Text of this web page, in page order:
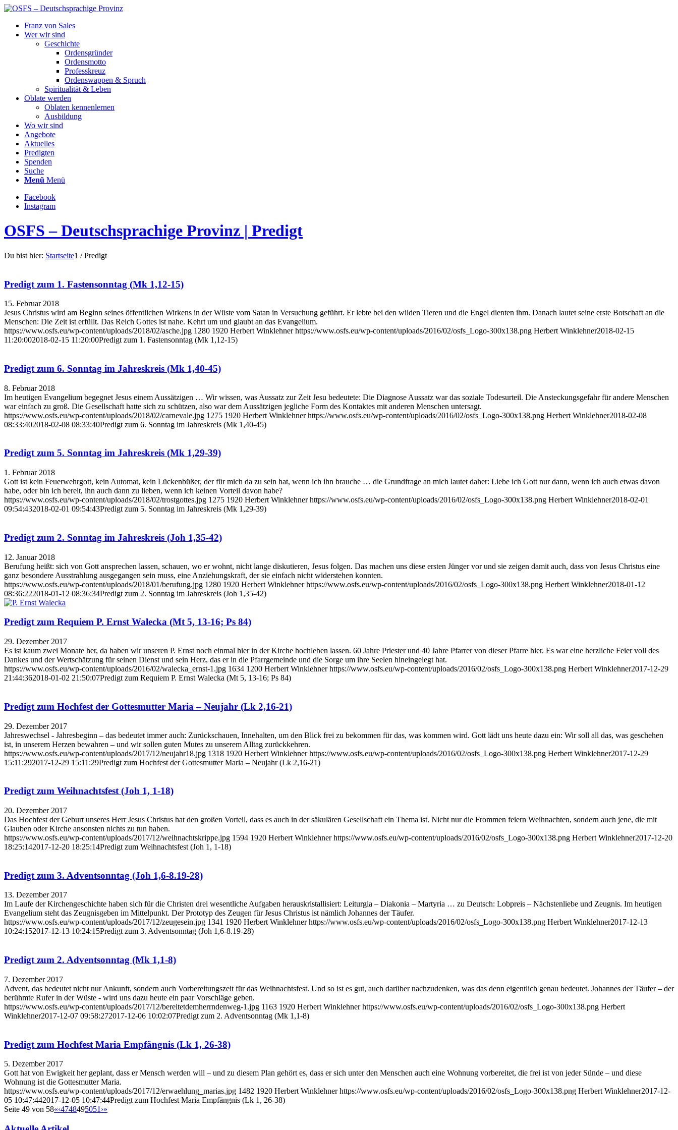
Franz von Sales
Wer wir sind
Geschichte
Ordensgründer
Ordensmotto
Professkreuz
Ordenswappen & Spruch
Spiritualität & Leben
Oblate werden
Oblaten kennenlernen
Ausbildung
Wo wir sind
Angebote
Aktuelles
Predigten
Spenden
Suche
Menü Menü
Facebook
Instagram
OSFS – Deutschsprachige Provinz | Predigt
Du bist hier: Startseite1 / Predigt
Predigt zum 1. Fastensonntag (Mk 1,12-15)
15. Februar 2018
Jesus Christus wird am Beginn seines öffentlichen Wirkens in der Wüste vom Satan in Versuchung geführt. Er lebte bei den wilden Tieren und die Engel dienten ihm. Danach lautet seine erste Botschaft an die
Menschen: Die Zeit ist erfüllt. Das Reich Gottes ist nahe. Kehrt um und glaubt an das Evangelium.
https://www.osfs.eu/wp-content/uploads/2018/02/asche.jpg 1280 1920 Herbert Winklehner https://www.osfs.eu/wp-content/uploads/2016/02/osfs_Logo-300x138.png Herbert Winklehner2018-02-15
11:20:002018-02-15 11:20:00Predigt zum 1. Fastensonntag (Mk 1,12-15)
Predigt zum 6. Sonntag im Jahreskreis (Mk 1,40-45)
8. Februar 2018
Im heutigen Evangelium begegnet Jesus einem Aussätzigen … Wir wissen, was Aussatz zur Zeit Jesu bedeutete: Die Diagnose Aussatz war das soziale Todesurteil. Die Ansteckungsgefahr für andere Menschen
war einfach zu groß. Die Gesellschaft hatte sich zu schützen, also war dem Aussätzigen jegliche Form des Kontaktes mit anderen Menschen untersagt.
https://www.osfs.eu/wp-content/uploads/2018/02/carnevale.jpg 1275 1920 Herbert Winklehner https://www.osfs.eu/wp-content/uploads/2016/02/osfs_Logo-300x138.png Herbert Winklehner2018-02-08
08:33:402018-02-08 08:33:40Predigt zum 6. Sonntag im Jahreskreis (Mk 1,40-45)
Predigt zum 5. Sonntag im Jahreskreis (Mk 1,29-39)
1. Februar 2018
Gott ist kein Feuerwehrgott, kein Automat, kein Lückenbüßer, der für mich da zu sein hat, wenn ich ihn brauche … die Grundfrage an mich lautet daher: Liebe ich Gott nur dann, wenn ich auch etwas davon
habe, oder bin ich bereit, ihn auch dann zu lieben, wenn ich keinen Vorteil davon habe?
https://www.osfs.eu/wp-content/uploads/2018/02/trostgottes.jpg 1275 1920 Herbert Winklehner https://www.osfs.eu/wp-content/uploads/2016/02/osfs_Logo-300x138.png Herbert Winklehner2018-02-01
09:54:432018-02-01 09:54:43Predigt zum 5. Sonntag im Jahreskreis (Mk 1,29-39)
Predigt zum 2. Sonntag im Jahreskreis (Joh 1,35-42)
12. Januar 2018
Berufung heißt: sich von Gott ansprechen lassen, schauen, wo er wohnt, nicht lange diskutieren, Jesus folgen. Das machen uns diese ersten Jünger vor und sie zeigen damit auch, dass von Jesus Christus eine
ganz besondere Ausstrahlung ausgegangen sein muss, eine Anziehungskraft, der sie einfach nicht widerstehen konnten.
https://www.osfs.eu/wp-content/uploads/2018/01/berufung.jpg 1280 1920 Herbert Winklehner https://www.osfs.eu/wp-content/uploads/2016/02/osfs_Logo-300x138.png Herbert Winklehner2018-01-12
08:36:222018-01-12 08:36:34Predigt zum 2. Sonntag im Jahreskreis (Joh 1,35-42)
Predigt zum Requiem P. Ernst Walecka (Mt 5, 13-16; Ps 84)
29. Dezember 2017
Es ist kaum zwei Monate her, da haben wir unseren P. Ernst noch einmal hier in der Kirche hochleben lassen. 60 Jahre Priester und 40 Jahre Pfarrer von dieser Pfarre hier. Es war eine herzliche Feier voll des
Dankes und der Wertschätzung für seinen Dienst und sein Herz, das er in die Pfarrgemeinde und die Sorge um ihre Seelen hineingelegt hat.
https://www.osfs.eu/wp-content/uploads/2016/02/walecka_ernst-1.jpg 1634 1200 Herbert Winklehner https://www.osfs.eu/wp-content/uploads/2016/02/osfs_Logo-300x138.png Herbert Winklehner2017-12-29
21:44:362018-01-02 21:50:07Predigt zum Requiem P. Ernst Walecka (Mt 5, 13-16; Ps 84)
Predigt zum Hochfest der Gottesmutter Maria – Neujahr (Lk 2,16-21)
29. Dezember 2017
Jahreswechsel - Jahresbeginn – das bedeutet immer auch: Zurückschauen, Innehalten, um den Blick frei zu bekommen für das, was kommen wird. Gott lädt uns heute dazu ein: Wir soll all das, was geschehen
ist, in unserem Herzen bewahren – und wir sollen guten Mutes zu unserem Alltag zurückkehren.
https://www.osfs.eu/wp-content/uploads/2017/12/neujahr18.jpg 1318 1920 Herbert Winklehner https://www.osfs.eu/wp-content/uploads/2016/02/osfs_Logo-300x138.png Herbert Winklehner2017-12-29
15:11:292017-12-29 15:11:29Predigt zum Hochfest der Gottesmutter Maria – Neujahr (Lk 2,16-21)
Predigt zum Weihnachtsfest (Joh 1, 1-18)
20. Dezember 2017
Das Hochfest der Geburt unseres Herr Jesus Christus hat den großen Vorteil, dass es auch in der säkulären Gesellschaft ein Thema ist. Nicht nur die Frommen feiern Weihnachten, sondern auch jene, die mit
Glauben oder Kirche ansonsten nichts zu tun haben.
https://www.osfs.eu/wp-content/uploads/2017/12/weihnachtskrippe.jpg 1594 1920 Herbert Winklehner https://www.osfs.eu/wp-content/uploads/2016/02/osfs_Logo-300x138.png Herbert Winklehner2017-12-20
18:25:142017-12-20 18:25:14Predigt zum Weihnachtsfest (Joh 1, 1-18)
Predigt zum 3. Adventsonntag (Joh 1,6-8.19-28)
13. Dezember 2017
Im Laufe der Kirchengeschichte haben sich für die Christen drei wesentliche Aufgaben herauskristallisiert: Leiturgia – Diakonia – Martyria … zu Deutsch: Lobpreis – Nächstenliebe und Zeugnis. Im heutigen
Evangelium steht das Zeugnisgeben im Mittelpunkt. Der Prototyp des Zeugen für Jesus Christus ist nämlich Johannes der Täufer.
https://www.osfs.eu/wp-content/uploads/2017/12/zeugesein.jpg 1341 1920 Herbert Winklehner https://www.osfs.eu/wp-content/uploads/2016/02/osfs_Logo-300x138.png Herbert Winklehner2017-12-13
10:24:152017-12-13 10:24:15Predigt zum 3. Adventsonntag (Joh 1,6-8.19-28)
Predigt zum 2. Adventsonntag (Mk 1,1-8)
7. Dezember 2017
Advent, das bedeutet nicht nur Ankunft, sondern auch Vorbereitungszeit für das Weihnachtsfest. Und so ist es gut, auch darüber nachzudenken, was das denn eigentlich genau bedeutet. Johannes der Täufer – der
berühmte Rufer in der Wüste - wird uns dazu heute ein paar Vorschläge geben.
https://www.osfs.eu/wp-content/uploads/2017/12/bereitetdemherrndenweg-1.jpg 1163 1920 Herbert Winklehner https://www.osfs.eu/wp-content/uploads/2016/02/osfs_Logo-300x138.png Herbert
Winklehner2017-12-07 09:58:272017-12-06 10:02:07Predigt zum 2. Adventsonntag (Mk 1,1-8)
Predigt zum Hochfest Maria Empfängnis (Lk 1, 26-38)
5. Dezember 2017
Gott hat von Ewigkeit her geplant, dass er Mensch werden will – und zu diesem Plan gehört es, dass er sich unter den Menschen auch eine Wohnung vorbereitet, die frei ist von jeder Sünde – und diese
Wohnung ist die Gottesmutter Maria.
https://www.osfs.eu/wp-content/uploads/2017/12/erwaehlung_marias.jpg 1482 1920 Herbert Winklehner https://www.osfs.eu/wp-content/uploads/2016/02/osfs_Logo-300x138.png Herbert Winklehner2017-12-
05 10:47:442017-12-05 10:47:44Predigt zum Hochfest Maria Empfängnis (Lk 1, 26-38)
Seite 49 von 58«‹4748495051 ›»